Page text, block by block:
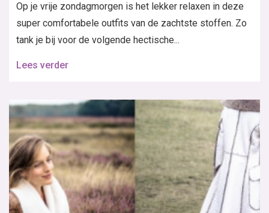
Op je vrije zondagmorgen is het lekker relaxen in deze
super comfortabele outfits van de zachtste stoffen. Zo
tank je bij voor de volgende hectische...
Lees verder